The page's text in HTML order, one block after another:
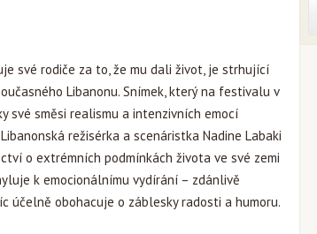
své rodiče za to, že mu dali život, je strhující
Libanonu. Snímek, který na festivalu v
své směsi realismu a intenzivních emocí
režisérka a scenáristka Nadine Labaki
o extrémních podmínkách života ve své zemi
k emocionálnímu vydírání – zdánlivě
účelně obohacuje o záblesky radosti a humoru.